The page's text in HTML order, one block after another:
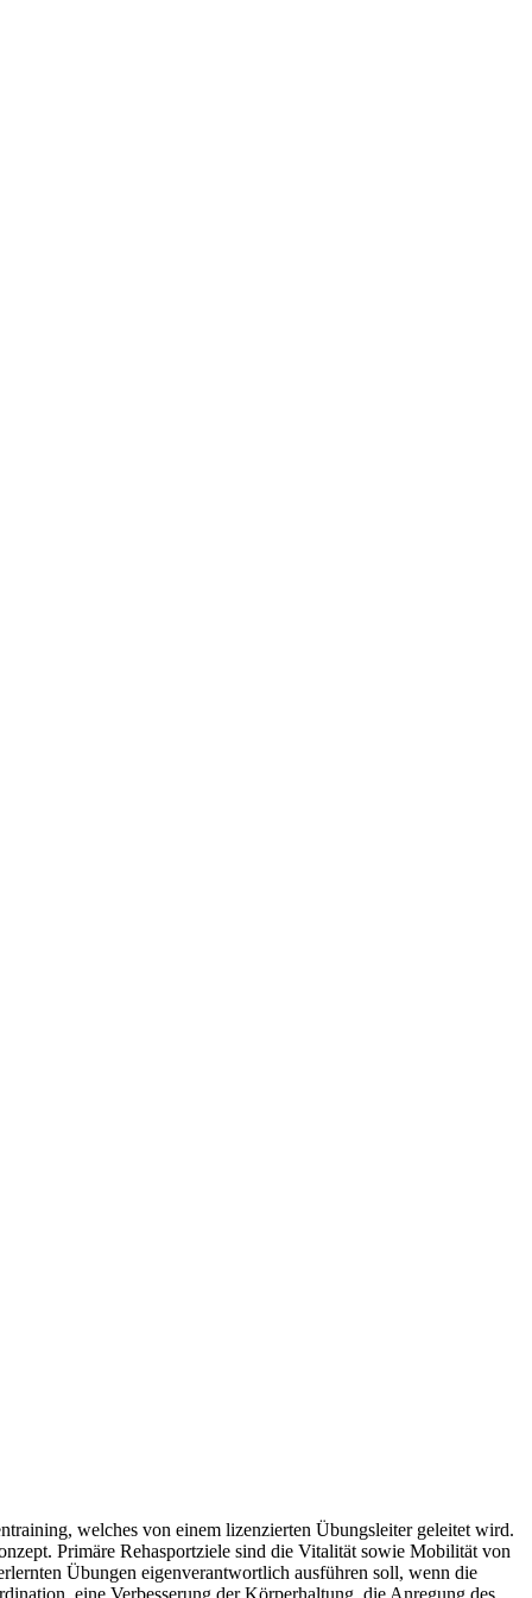
welches von einem lizenzierten Übungsleiter geleitet wird.
Primäre Rehasportziele sind die Vitalität sowie Mobilität von
Übungen eigenverantwortlich ausführen soll, wenn die
eine Verbesserung der Körperhaltung, die Anregung des